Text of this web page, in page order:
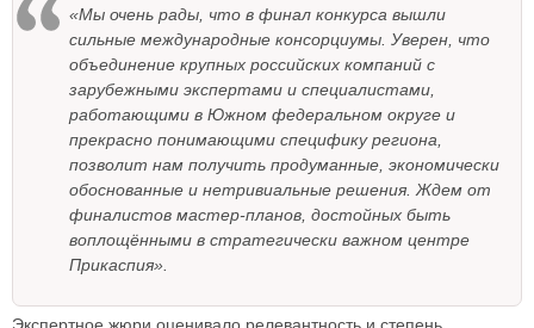
«Мы очень рады, что в финал конкурса вышли
сильные международные консорциумы. Уверен, что
объединение крупных российских компаний с
зарубежными экспертами и специалистами,
работающими в Южном федеральном округе и
прекрасно понимающими специфику региона,
позволит нам получить продуманные, экономически
обоснованные и нетривиальные решения. Ждем от
финалистов мастер-планов, достойных быть
воплощёнными в стратегически важном центре
Прикаспия».